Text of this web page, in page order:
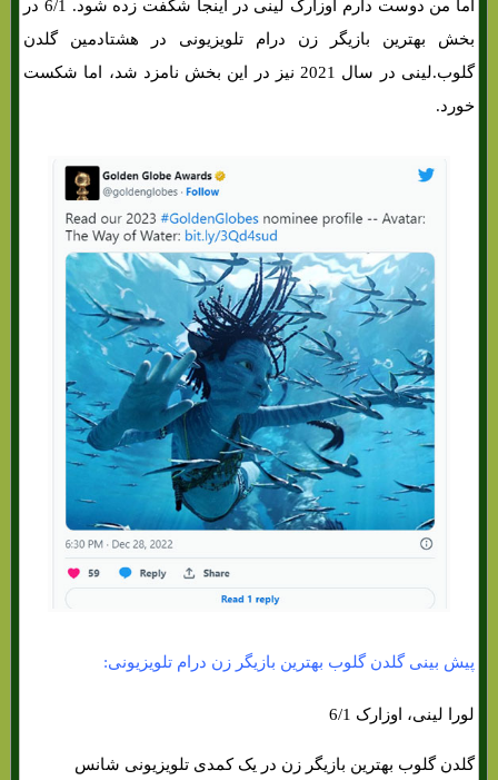
اما من دوست دارم اوزارک لینی در اینجا شگفت زده شود. 6/1 در
بخش بهترین بازیگر زن درام تلویزیونی در هشتادمین گلدن
گلوب.لینی در سال 2021 نیز در این بخش نامزد شد، اما شکست
خورد.
پیش بینی گلدن گلوب بهترین بازیگر زن درام تلویزیونی:
لورا لینی، اوزارک 6/1
گلدن گلوب بهترین بازیگر زن در یک کمدی تلویزیونی شانس